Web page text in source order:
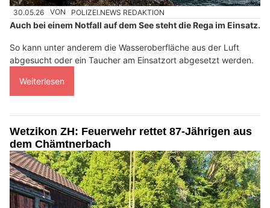
30.05.26 VON POLIZEI.NEWS REDAKTION
Auch bei einem Notfall auf dem See steht die Rega im Einsatz.
So kann unter anderem die Wasseroberfläche aus der Luft
abgesucht oder ein Taucher am Einsatzort abgesetzt werden.
Weiterlesen
Wetzikon ZH: Feuerwehr rettet 87-Jährigen aus
dem Chämtnerbach